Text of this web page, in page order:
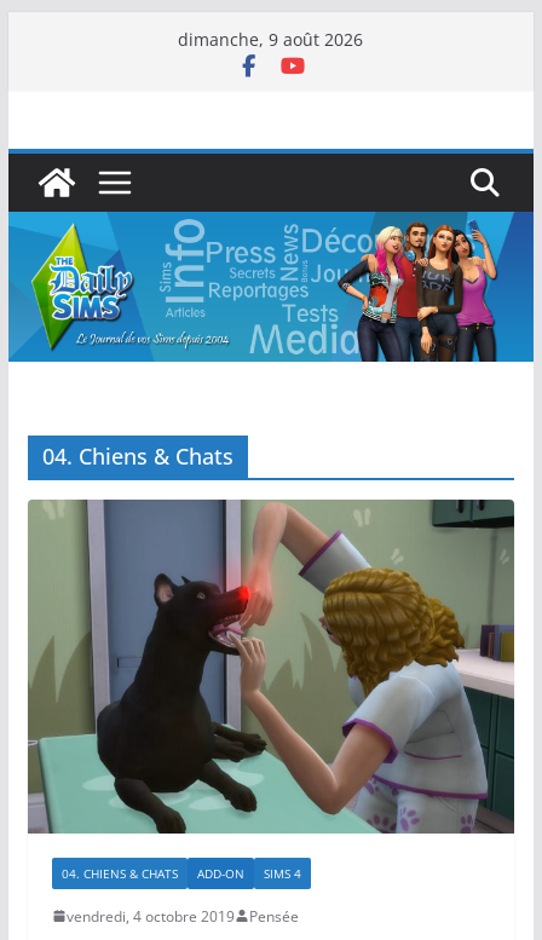
dimanche, 9 août 2026
04. Chiens & Chats
04. CHIENS & CHATS ADD-ON SIMS 4
vendredi, 4 octobre 2019 Pensée